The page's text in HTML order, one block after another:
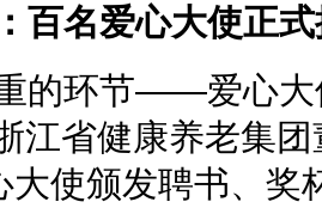
百名爱心大使正
的环节——爱心大
江省健康养老集
大使颁发聘书、奖